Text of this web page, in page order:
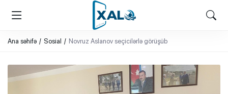
XALQ.ONLINE
ONLAYN PLATFORMA
Ana səhifə Sosial Novruz Aslanov seçicilərlə görüşüb